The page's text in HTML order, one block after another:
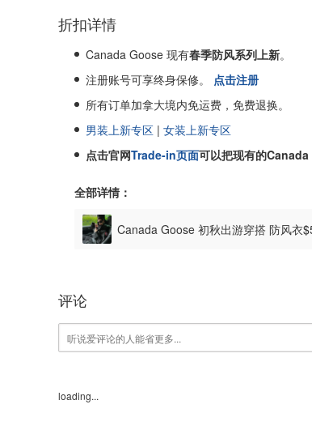
折扣详情
Canada Goose 现有春季防风系列上新。
注册账号可享终身保修。
点击注册
所有订单加拿大境内免运费，免费退换。
男装上新专区 | 女装上新专区
点击官网Trade-in页面可以把现有的Canada
全部详情：
Canada Goose 初秋出游穿搭 防风衣
评论
loading...